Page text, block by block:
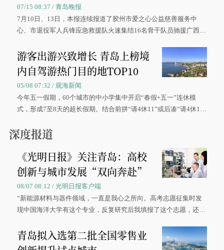
07/15 08:37 / 青岛晚报
7月10日、13日，本报连续报道了胶州市爱之心公益慈善服务中
心、市退役军人兵锋应急救援队火速集结16名骨干队员驰援广西灾
游客出游兴致增长 青岛上榜境
内自驾游热门目的地TOP10
05/08 07:32 / 观海新闻
今年五一假期，60个城市的中小学集中开启“春假+五一”连休模
式，形成7至8天的超长假期。结合前拼“请4休11”或后凑“请4休1
深度报道
《光明日报》关注青岛：高校
创新与城市发展“双向奔赴”
08/07 08:12 / 光明日报客户端
“新能源材料与器件领域，一直是我心之所向。高考志愿征集时发
现中国海洋大学有这个专业，反复研究后我填报了这个志愿，还真
大学材料科学与工程学院材料类专业的录取通知书。
青岛拟入选第二批全国零售业